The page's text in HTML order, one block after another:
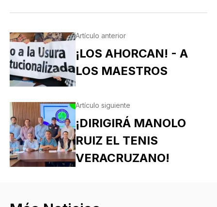
Artículo anterior
¡LOS AHORCAN! - A
LOS MAESTROS
Artículo siguiente
¡DIRIGIRÁ MANOLO
RUIZ EL TENIS
VERACRUZANO!